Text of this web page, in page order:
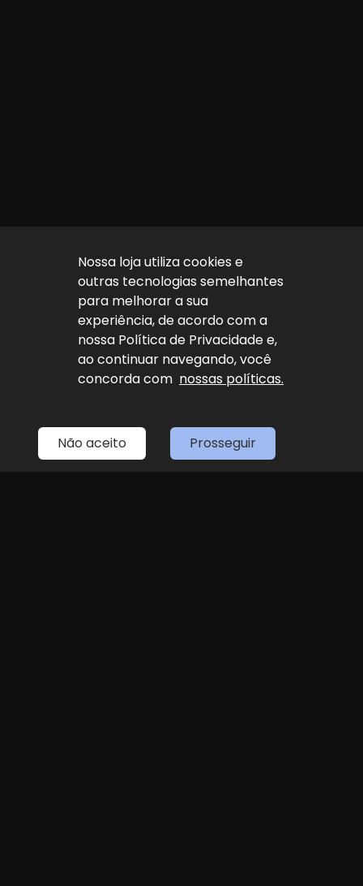
Nossa loja utiliza cookies e
outras tecnologias semelhantes
para melhorar a sua
experiência, de acordo com a
nossa Política de Privacidade e,
ao continuar navegando, você
concorda com nossas políticas.
Não aceito Prosseguir